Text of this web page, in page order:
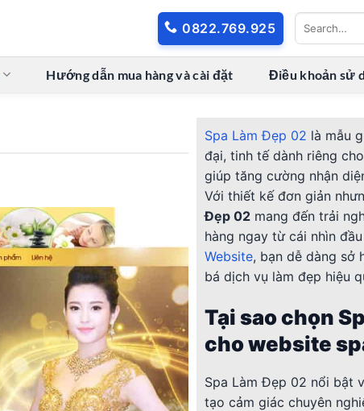
0822.769.925
Hướng dẫn mua hàng và cài đặt Điều khoản sử
Spa Làm Đẹp 02 là mẫu
đại, tinh tế dành riêng
giúp tăng cường nhận
Với thiết kế đơn giản
Đẹp 02 mang đến trải
hàng ngay từ cái nhìn
Website, bạn dễ dàng sở
bá dịch vụ làm đẹp hiệu
Tại sao chọn
cho website
Spa Làm Đẹp 02 nổi bật
tạo cảm giác chuyên